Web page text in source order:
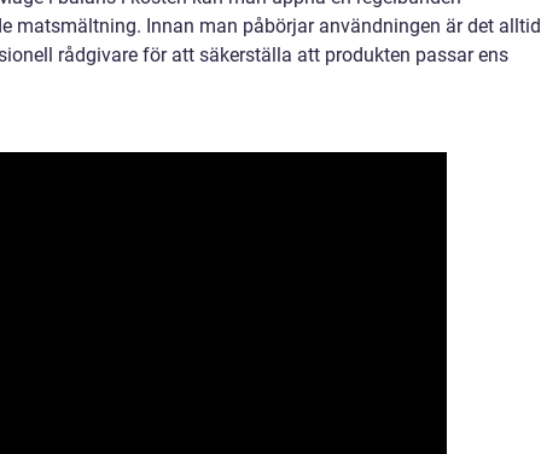
matsmältning. Innan man påbörjar användningen är det alltid
rådgivare för att säkerställa att produkten passar ens